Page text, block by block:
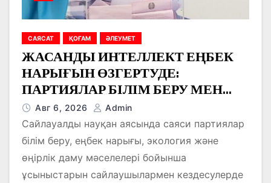
САЯСАТ ҚОҒАМ ӘЛЕУМЕТ
ЖАСАНДЫ ИНТЕЛЛЕКТ ЕҢБЕК
НАРЫҒЫН ӨЗГЕРТУДЕ:
ПАРТИЯЛАР БІЛІМ БЕРУ МЕН
БОЛАШАҚ МАМАНДЫҚТАРДЫ
ТАЛҚЫЛАДЫ
Авг 6, 2026 Admin
Сайлауалды науқан аясында саяси партиялар
білім беру, еңбек нарығы, экология және
өңірлік даму мәселелері бойынша
ұсыныстарын сайлаушылармен кездесулерде